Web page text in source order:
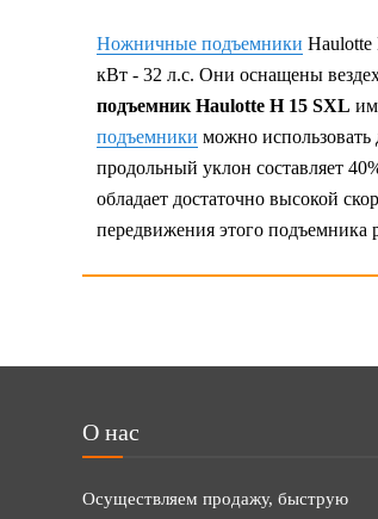
Ножничные подъемники Haulotte
кВт - 32 л.с. Они оснащены
подъемник Haulotte H 15 SXL
подъемники можно
продольный уклон составляет
обладает достаточно высокой
передвижения этого подъемника
О нас
Осуществляем продажу, быструю